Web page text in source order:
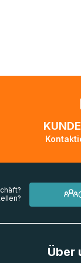
Über